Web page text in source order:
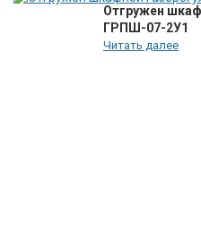
Отгружен
ГРПШ-07-2У1
Читать далее